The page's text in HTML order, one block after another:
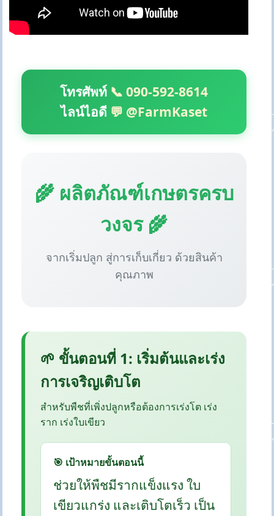
โทรศัพท์ 📞 090-592-8614
ไลน์ไอดี 💬 @FarmKaset
🌾 ผลิตภัณฑ์เกษตรครบ
วงจร 🌾
จากเริ่มปลูก สู่การเก็บเกี่ยว ด้วยสินค้า
คุณภาพ
🌱 ขั้นตอนที่ 1: เริ่มต้นและเร่ง
การเจริญเติบโต
สำหรับพืชที่เพิ่งปลูกหรือต้องการเร่งโต เร่ง
ราก เร่งใบเขียว
🎯 เป้าหมายขั้นตอนนี้
ช่วยให้พืชมีรากแข็งแรง ใบ
เขียวแกร่ง และเติบโตเร็ว เป็น